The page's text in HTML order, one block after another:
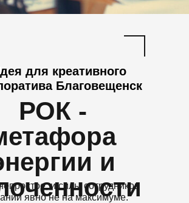
РОК -
и
и силы сотрудников
явно не на максимуме.
для креативного
Благовещенск